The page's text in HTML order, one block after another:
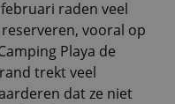
raden veel
vooral op
Playa de
trekt veel
dat ze niet